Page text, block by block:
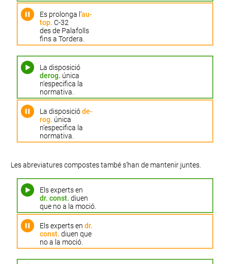
Es prolonga l’au-
top. C-32
des de Palafolls
fins a Tordera.
La disposició
derog. única
n’especifica la
normativa.
La disposicióde-
rog. única
n’especifica la
normativa.
Les abreviatures compostes també s’han de mantenir juntes.
Els experts en
dr. const. diuen
que no a la moció.
Els experts en dr.
const. diuen que
no a la moció.